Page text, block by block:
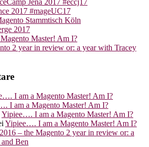
Jena 2017 #eccj17
2017 #mageUC17
Stammtisch Köln
2017
Master! Am I?
2 year in review or: a year with Tracey
I am a Magento Master! Am I?
I am a Magento Master! Am I?
Yipiee…. I am a Magento Master! Am I?
Yipiee…. I am a Magento Master! Am I?
2016 – the Magento 2 year in review or: a
Ben